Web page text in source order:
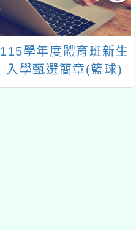
115學年度體育班新生
入學甄選簡章(籃球)